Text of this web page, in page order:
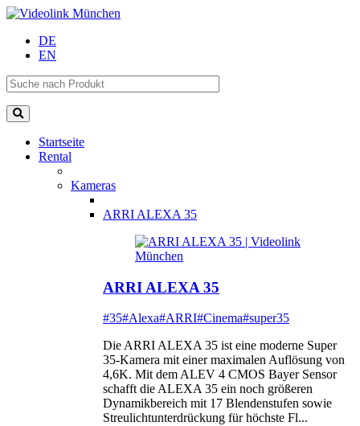
DE
EN
Startseite
Rental
Kameras
ARRI ALEXA 35
ARRI ALEXA 35
#35#Alexa#ARRI#Cinema#super35
Die ARRI ALEXA 35 ist eine moderne Super
35-Kamera mit einer maximalen Auflösung von
4,6K. Mit dem ALEV 4 CMOS Bayer Sensor
schafft die ALEXA 35 ein noch größeren
Dynamikbereich mit 17 Blendenstufen sowie
Streulichtunterdrückung für höchste Fl...